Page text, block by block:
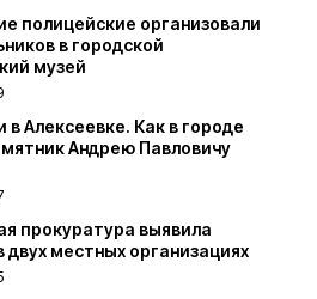
полицейские организовали
в городской
музей
в Алексеевке. Как в городе
Андрею Павловичу
прокуратура выявила
двух местных организациях